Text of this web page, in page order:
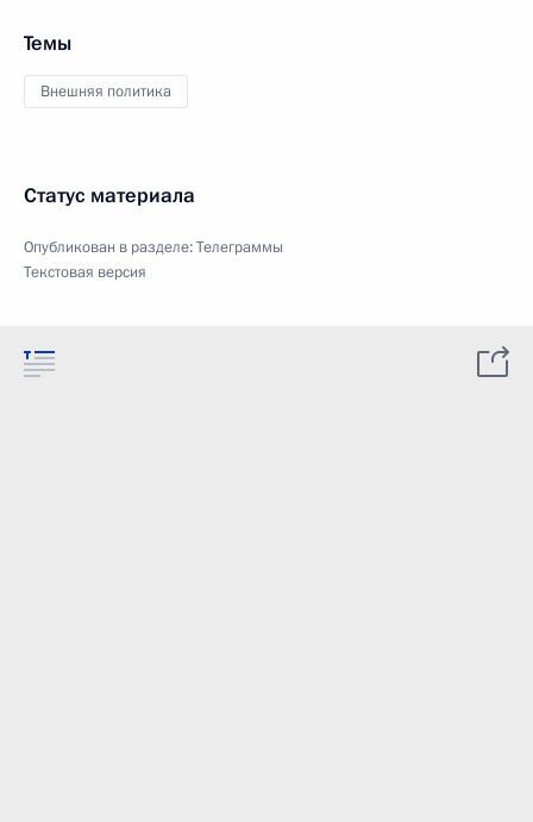
Темы
Внешняя политика
Статус материала
Опубликован в разделе:Телеграммы
Текстовая версия